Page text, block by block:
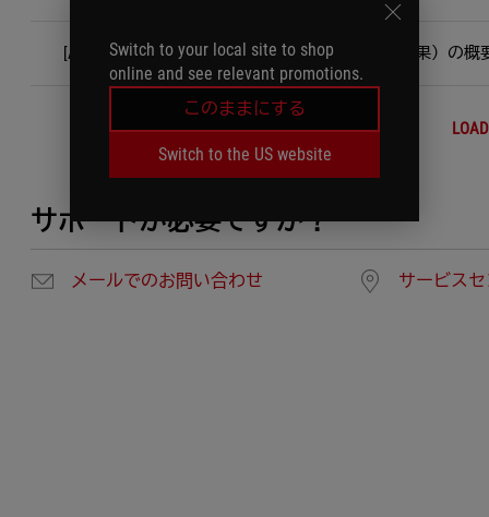
Switch to your local site to shop
online and see relevant promotions.
このままにする
Switch to the US website
[Armoury Crate] 祝祭エフェクト（フェスティブ効果）の概
サポートが必要ですか？
メールでのお問い合わせ サービス